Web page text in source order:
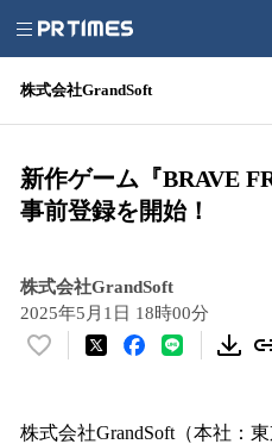
株式会社GrandSoft
新作ゲーム『BRAVE
事前登録を開始！
株式会社GrandSoft
2025年5月1日 18時00分
い
！
株式会社GrandSoft（本社：